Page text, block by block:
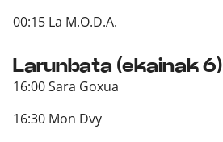
00:15 La M.O.D.A.
Larunbata (ekainak 6)
16:00 Sara Goxua
16:30 Mon Dvy